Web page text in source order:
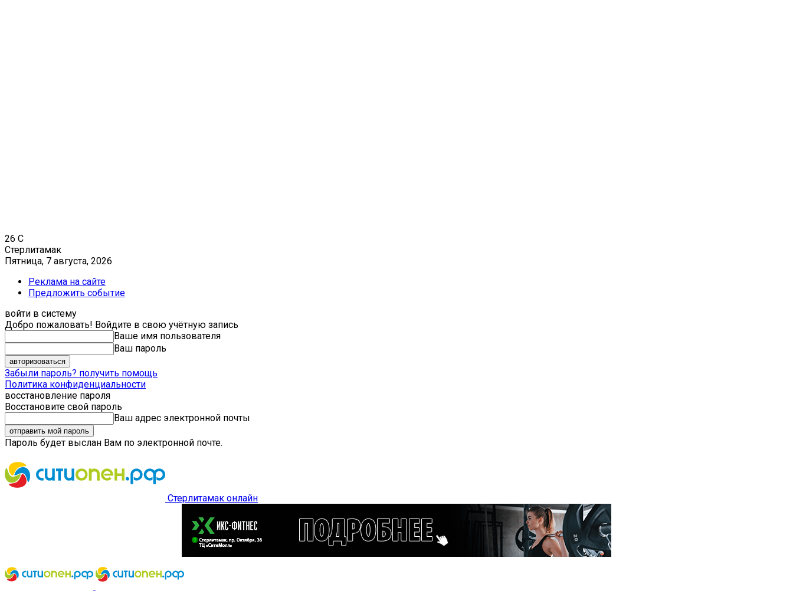
26 C
Стерлитамак
Пятница, 7 августа, 2026
Реклама на сайте
Предложить событие
войти в систему
Добро пожаловать! Войдите в свою учётную запись
Ваше имя пользователя
Ваш пароль
Забыли пароль? получить помощь
Политика конфиденциальности
восстановление пароля
Восстановите свой пароль
Ваш адрес электронной почты
Пароль будет выслан Вам по электронной почте.
Стерлитамак онлайн